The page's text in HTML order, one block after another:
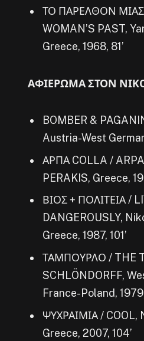
ΤΟ ΠΑΡΕΛΘΟΝ ΜΙΑΣ
WOMAN’S PAST,
Greece, 1968, 81’
ΑΦΙΕΡΩΜΑ ΣΤΟΝ
BOMBER &
Austria-West
ΑΡΠΑ COLLA /
PERAKIS, Greece,
ΒΙΟΣ + ΠΟΛΙΤΕΙΑ /
DANGEROUSLY,
Greece, 1987, 101’
ΤΑΜΠΟΥΡΛΟ / THE
SCHLÖNDORFF,
France-Poland,
ΨΥΧΡΑΙΜΙΑ / COOL,
Greece, 2007, 104’